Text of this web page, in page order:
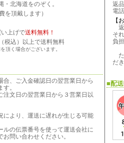
・北海道をのぞく。
を頂戴します）
上げで送料無料！
税込）以上で送料無料
頂く場合がございます。
合、ご入金確認日の翌営業日から
。
注文日の翌営業日から３営業日以
より、運送に遅れが生じる可能
ルの伝票番号を使って運送会社に
問い合わせください。
返
電
【
返
そ
負
た
だ
■配